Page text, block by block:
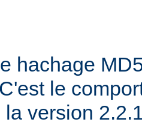
hachage
le
la version